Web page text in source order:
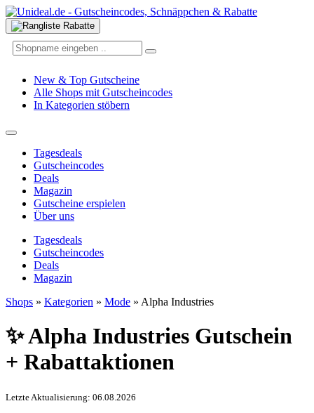
New & Top Gutscheine
Alle Shops mit Gutscheincodes
In Kategorien stöbern
Tagesdeals
Gutscheincodes
Deals
Magazin
Gutscheine erspielen
Über uns
Tagesdeals
Gutscheincodes
Deals
Magazin
Shops » Kategorien » Mode » Alpha Industries
✨ Alpha Industries Gutschein
+ Rabattaktionen
Letzte Aktualisierung: 06.08.2026